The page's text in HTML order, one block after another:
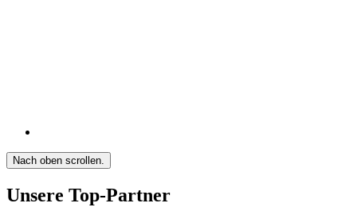
Nach oben scrollen.
Unsere Top-Partner